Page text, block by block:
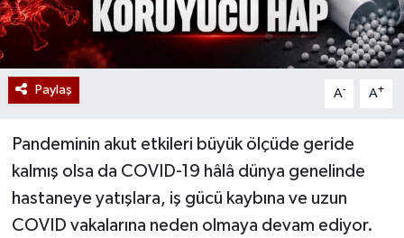
Paylaş A- A+
Pandeminin akut etkileri büyük ölçüde geride
kalmış olsa da COVID-19 hâlâ dünya genelinde
hastaneye yatışlara, iş gücü kaybına ve uzun
COVID vakalarına neden olmaya devam ediyor.